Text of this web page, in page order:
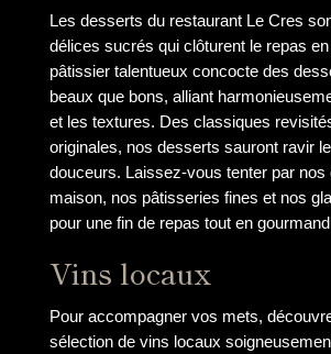
Les desserts du restaurant Le Cres
délices sucrés qui clôturent le repas
pâtissier talentueux concocte des
beaux que bons, alliant
et les textures. Des classiques
originales, nos desserts sauront ravir
douceurs. Laissez-vous tenter par nos
maison, nos pâtisseries fines et nos
pour une fin de repas tout en
Vins locaux
Pour accompagner vos mets,
sélection de vins locaux